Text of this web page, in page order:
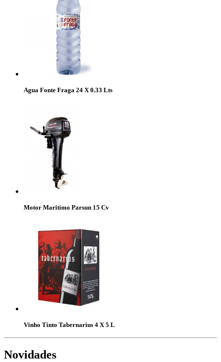
Agua Fonte Fraga 24 X 0.33 Lts
Motor Maritimo Parsun 15 Cv
Vinho Tinto Tabernarius 4 X 5 L
Novidades